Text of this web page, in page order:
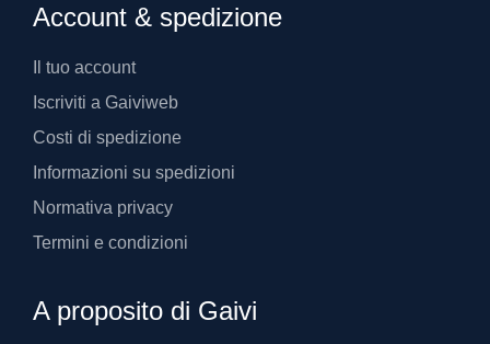
Account & spedizione
Il tuo account
Iscriviti a Gaiviweb
Costi di spedizione
Informazioni su spedizioni
Normativa privacy
Termini e condizioni
A proposito di Gaivi